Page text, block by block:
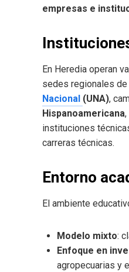
empresas e
En Heredia operan
sedes regionales
Nacional (UNA),
Hispanoamericana
instituciones
carreras técnicas.
Entorno
El ambiente
Modelo mixto:
Enfoque en
agropecuarias y